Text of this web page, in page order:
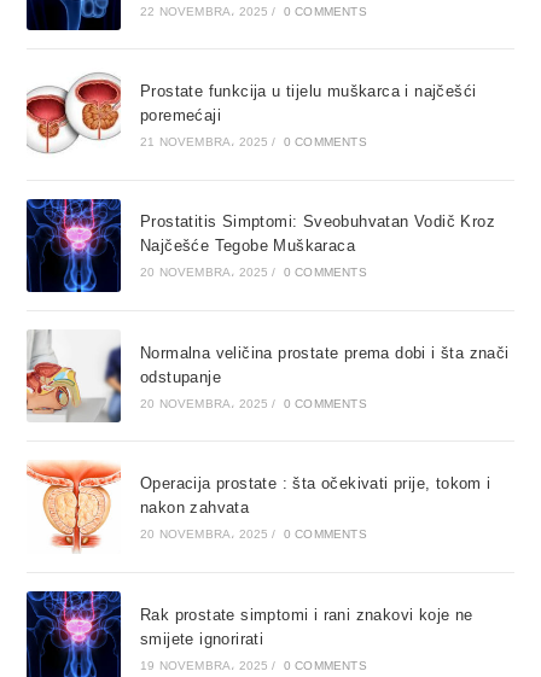
22 NOVEMBRA، 2025 / 0 COMMENTS
Prostate funkcija u tijelu muškarca i najčešći
poremećaji
21 NOVEMBRA، 2025 / 0 COMMENTS
Prostatitis Simptomi: Sveobuhvatan Vodič Kroz
Najčešće Tegobe Muškaraca
20 NOVEMBRA، 2025 / 0 COMMENTS
Normalna veličina prostate prema dobi i šta znači
odstupanje
20 NOVEMBRA، 2025 / 0 COMMENTS
Operacija prostate : šta očekivati prije, tokom i
nakon zahvata
20 NOVEMBRA، 2025 / 0 COMMENTS
Rak prostate simptomi i rani znakovi koje ne
smijete ignorirati
19 NOVEMBRA، 2025 / 0 COMMENTS